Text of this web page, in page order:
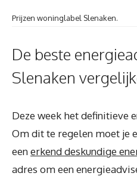
Prijzen woninglabel Slenaken.
De beste
Slenaken
Deze week het definitieve
Om dit te regelen moet je
eenerkend deskundige
adres om een